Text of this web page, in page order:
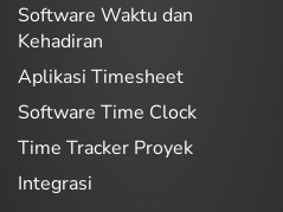
Software Waktu dan
Kehadiran
Aplikasi Timesheet
Software Time Clock
Time Tracker Proyek
Integrasi